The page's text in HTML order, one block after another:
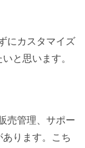
にカスタマイズ
と思います。
売管理、サポー
あります。こち